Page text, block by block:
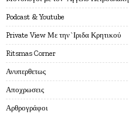
Podcast & Youtube
Private View Με την`Ιριδα Κρητικού
Ritsmas Corner
Ανυπερθετως
Αποχρωσεις
Αρθρογράφοι